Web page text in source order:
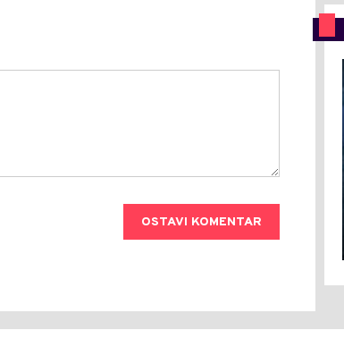
OSTAVI KOMENTAR